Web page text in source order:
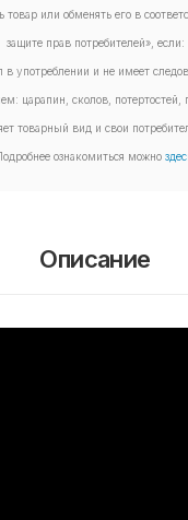
или обменять его в
защите прав потребителей», если:
в употреблении и не имеет
царапин, сколов, потертостей,
товарный вид и свои
ознакомиться можно
Описание